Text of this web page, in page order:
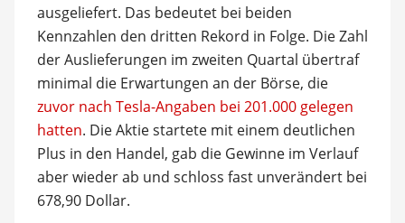
ausgeliefert. Das bedeutet bei beiden
Kennzahlen den dritten Rekord in Folge. Die Zahl
der Auslieferungen im zweiten Quartal übertraf
minimal die Erwartungen an der Börse, die
zuvor nach Tesla-Angaben bei 201.000 gelegen
hatten. Die Aktie startete mit einem deutlichen
Plus in den Handel, gab die Gewinne im Verlauf
aber wieder ab und schloss fast unverändert bei
678,90 Dollar.